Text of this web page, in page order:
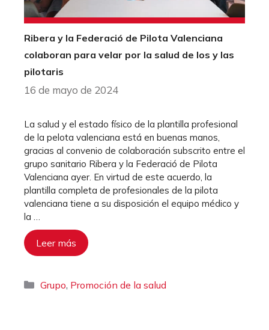
Ribera y la Federació de Pilota Valenciana
colaboran para velar por la salud de los y las
pilotaris
16 de mayo de 2024
La salud y el estado físico de la plantilla profesional
de la pelota valenciana está en buenas manos,
gracias al convenio de colaboración subscrito entre el
grupo sanitario Ribera y la Federació de Pilota
Valenciana ayer. En virtud de este acuerdo, la
plantilla completa de profesionales de la pilota
valenciana tiene a su disposición el equipo médico y
la …
Leer más
Categorías
Grupo, Promoción de la salud